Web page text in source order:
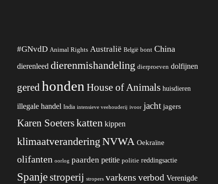
#GNvdD Animal Rights Australië België bont China
dierenleed dierenmishandeling dierproeven dolfijnen
geredhonden House of Animals huisdieren
illegale handel India intensieve veehouderij ivoor jacht jagers
Karen Soeterskatten kippen
klimaatverandering NVWA Oekraïne
olifanten oorlog paarden petitie politie reddingsactie
Spanjestroperij stropers varkens verbod Verenigde